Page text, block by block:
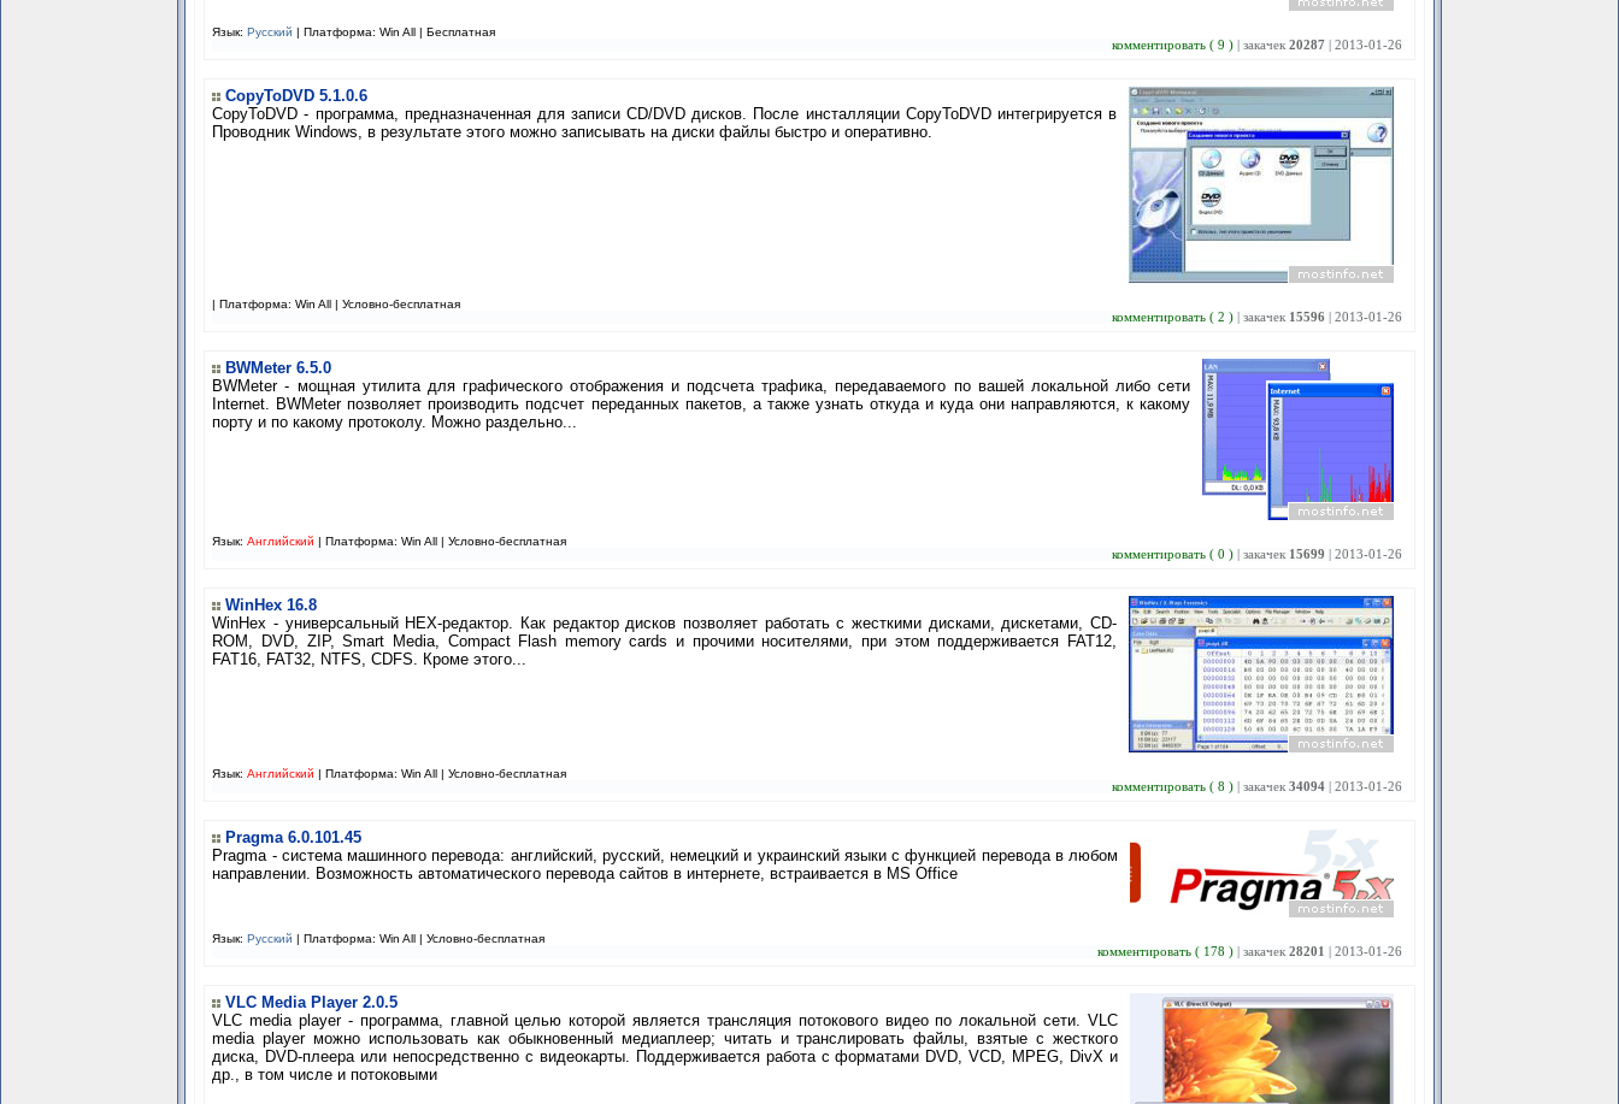
Язык:Русский | Платформа: Win All |Бесплатная
комментировать ( 9 )
| закачек 20287 | 2013-01-26
CopyToDVD 5.1.0.6
CopyToDVD - программа, предназначенная для записи CD/DVD дисков. После инсталляции CopyToDVD интегрируется в
Проводник Windows, в результате этого можно записывать на диски файлы быстро и оперативно.
| Платформа: Win All |Условно-бесплатная
комментировать ( 2 )
| закачек 15596 | 2013-01-26
BWMeter 6.5.0
BWMeter - мощная утилита для графического отображения и подсчета трафика, передаваемого по вашей локальной либо сети
Internet. BWMeter позволяет производить подсчет переданных пакетов, а также узнать откуда и куда они направляются, к какому
порту и по какому протоколу. Можно раздельно...
Язык:Английский | Платформа: Win All |Условно-бесплатная
комментировать ( 0 )
| закачек 15699 | 2013-01-26
WinHex 16.8
WinHex - универсальный HEX-редактор. Как редактор дисков позволяет работать с жесткими дисками, дискетами, CD-
ROM, DVD, ZIP, Smart Media, Compact Flash memory cards и прочими носителями, при этом поддерживается FAT12,
FAT16, FAT32, NTFS, CDFS. Кроме этого...
Язык:Английский | Платформа: Win All |Условно-бесплатная
комментировать ( 8 )
| закачек 34094 | 2013-01-26
Pragma 6.0.101.45
Pragma - система машинного перевода: английский, русский, немецкий и украинский языки с функцией перевода в любом
направлении. Возможность автоматического перевода сайтов в интернете, встраивается в MS Office
Язык:Русский | Платформа: Win All |Условно-бесплатная
комментировать ( 178 )
| закачек 28201 | 2013-01-26
VLC Media Player 2.0.5
VLC media player - программа, главной целью которой является трансляция потокового видео по локальной сети. VLC
media player можно использовать как обыкновенный медиаплеер; читать и транслировать файлы, взятые с жесткого
диска, DVD-плеера или непосредственно с видеокарты. Поддерживается работа с форматами DVD, VCD, MPEG, DivX и
др., в том числе и потоковыми